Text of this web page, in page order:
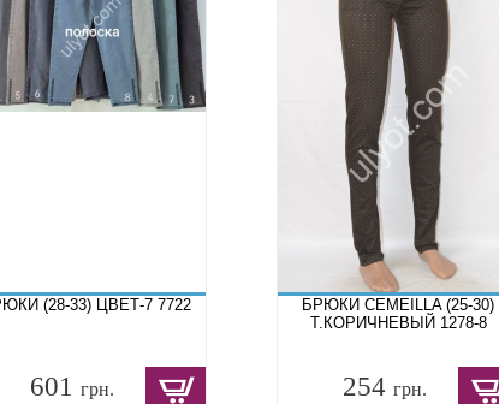
(28-33) ЦВЕТ-7 7722
601 грн.
БРЮКИ CEMEILLA (25-30)
Т.КОРИЧНЕВЫЙ 1278-8
254 грн.